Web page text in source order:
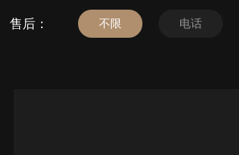
售后： 不限 电话